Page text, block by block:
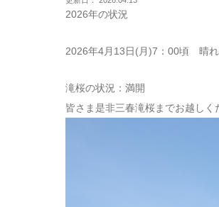
2026年の状況
2026年4月13日(月)7：00頃 晴れ
滝桜の状況：満開
皆さま是非三春滝桜までお越しく